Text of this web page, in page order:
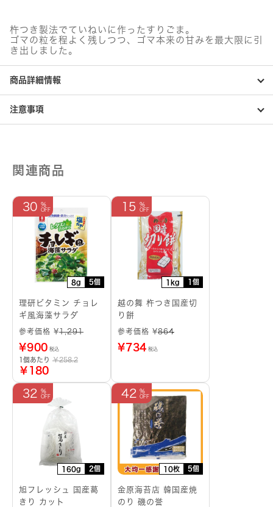
個
杵つき製法でていねいに作ったすりごま。
ゴマの粒を程よく残しつつ、ゴマ本来の甘みを最大限に引
き出しました。
商品詳細情報
注意事項
関連商品
8g 5個
30
理研ビタミン チョレ
ギ風海藻サラダ
参考価格 ¥1,291
¥900 税込
1個あたり ￥258.2
￥180
1kg 1個
15
越の舞 杵つき国産切
り餅
参考価格 ¥864
¥734 税込
160g 2個
32
旭フレッシュ 国産葛
きり カット
10枚 5個
42
金原海苔店 韓国産焼
のり 磯の誉